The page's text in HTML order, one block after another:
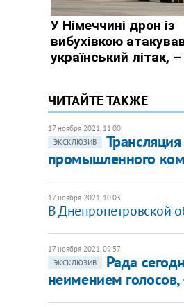
ЧИТАЙТЕ ТАКЖЕ
17 ноября 2021, 11:00
ЭКСКЛЮЗИВ
промышленного
17 ноября 2021, 10:03
В Днепропетровской
17 ноября 2021, 09:57
ЭКСКЛЮЗИВ
Рада
неимением